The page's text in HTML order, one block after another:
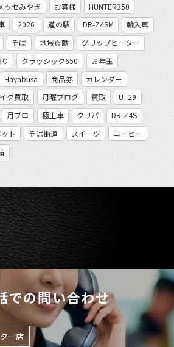
ッセみやぎ お客様
HUNTER350
2026 道の駅 DR-Z4SM
輸入車
そば 地域貢献
グリップヒーター
クラッシック650
お年玉
Hayabusa 商品券
カレンダー
ク買取 月曜ブログ 買取
U_29
月ブロ 極上車 クリパ
DR-Z4S
ト そば街道 スイーツ
コーヒー
での問い合わせ
ー店